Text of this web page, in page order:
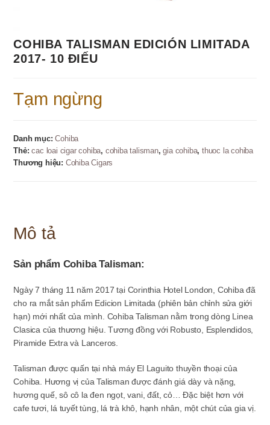
COHIBA TALISMAN EDICIÓN LIMITADA
2017- 10 ĐIẾU
Tạm ngừng
Danh mục:Cohiba
Thẻ:cac loai cigar cohiba, cohiba talisman,gia cohiba,thuoc la cohiba
Thương hiệu: Cohiba Cigars
Mô tả
Sản phẩm Cohiba Talisman:
Ngày 7 tháng 11 năm 2017 tại Corinthia Hotel London, Cohiba đã
cho ra mắt sản phẩm Edicion Limitada (phiên bản chỉnh sửa giới
hạn) mới nhất của mình. Cohiba Talisman nằm trong dòng Linea
Clasica của thương hiệu. Tương đồng với Robusto, Esplendidos,
Piramide Extra và Lanceros.
Talisman được quấn tại nhà máy El Laguito thuyền thoại của
Cohiba. Hương vị của Talisman được đánh giá dày và nặng,
hương quế, sô cô la đen ngọt, vani, đất, cỏ… Đặc biệt hơn với
cafe tươi, lá tuyết tùng, lá trà khô, hạnh nhân, một chút của gia vị.